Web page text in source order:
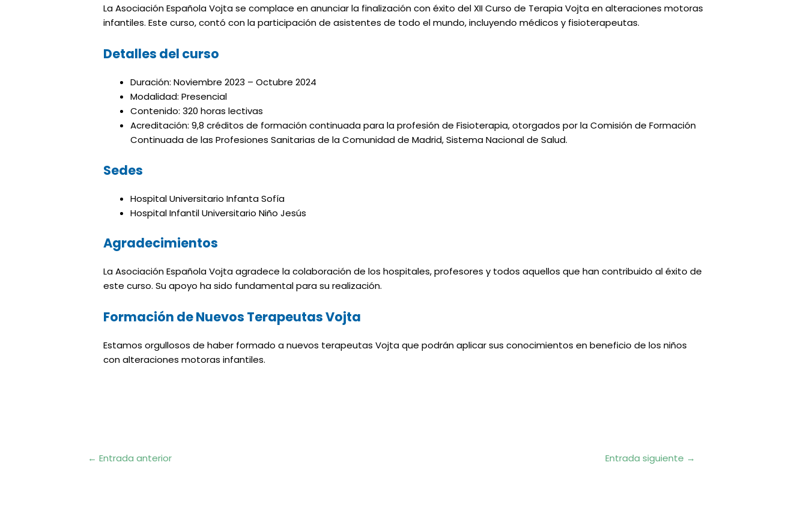
La Asociación Española Vojta se complace en anunciar la finalización con éxito del XII Curso de Terapia Vojta en alteraciones motoras
infantiles. Este curso, contó con la participación de asistentes de todo el mundo, incluyendo médicos y fisioterapeutas.
Detalles del curso
Duración: Noviembre 2023 – Octubre 2024
Modalidad: Presencial
Contenido: 320 horas lectivas
Acreditación: 9,8 créditos de formación continuada para la profesión de Fisioterapia, otorgados por la Comisión de Formación
Continuada de las Profesiones Sanitarias de la Comunidad de Madrid, Sistema Nacional de Salud.
Sedes
Hospital Universitario Infanta Sofía
Hospital Infantil Universitario Niño Jesús
Agradecimientos
La Asociación Española Vojta agradece la colaboración de los hospitales, profesores y todos aquellos que han contribuido al éxito de
este curso. Su apoyo ha sido fundamental para su realización.
Formación de Nuevos Terapeutas Vojta
Estamos orgullosos de haber formado a nuevos terapeutas Vojta que podrán aplicar sus conocimientos en beneficio de los niños
con alteraciones motoras infantiles.
Navegación
← Entrada anterior Entrada siguiente →